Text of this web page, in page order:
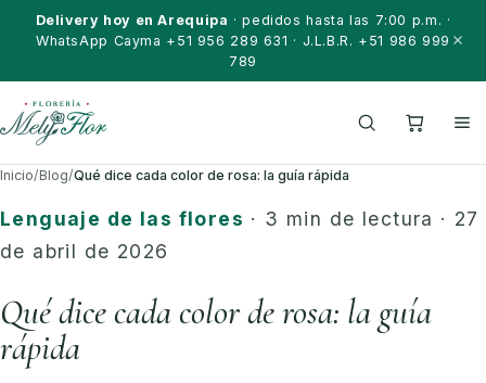
Saltar al contenido
Delivery hoy en Arequipa · pedidos hasta las 7:00 p.m. ·
WhatsApp Cayma +51 956 289 631 · J.L.B.R. +51 986 999
789
Inicio/Blog/Qué dice cada color de rosa: la guía rápida
Lenguaje de las flores · 3 min de lectura · 27
de abril de 2026
Qué dice cada color de rosa: la guía
rápida